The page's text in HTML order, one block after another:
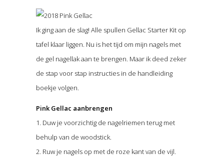
Ik ging aan de slag! Alle spullen Gellac Starter Kit op
tafel klaar liggen. Nu is het tijd om mijn nagels met
de gel nagellak aan te brengen. Maar ik deed zeker
de stap voor stap instructies in de handleiding
boekje volgen.
Pink Gellac aanbrengen
1. Duw je voorzichtig de nagelriemen terug met
behulp van de woodstick.
2. Ruw je nagels op met de roze kant van de vijl.